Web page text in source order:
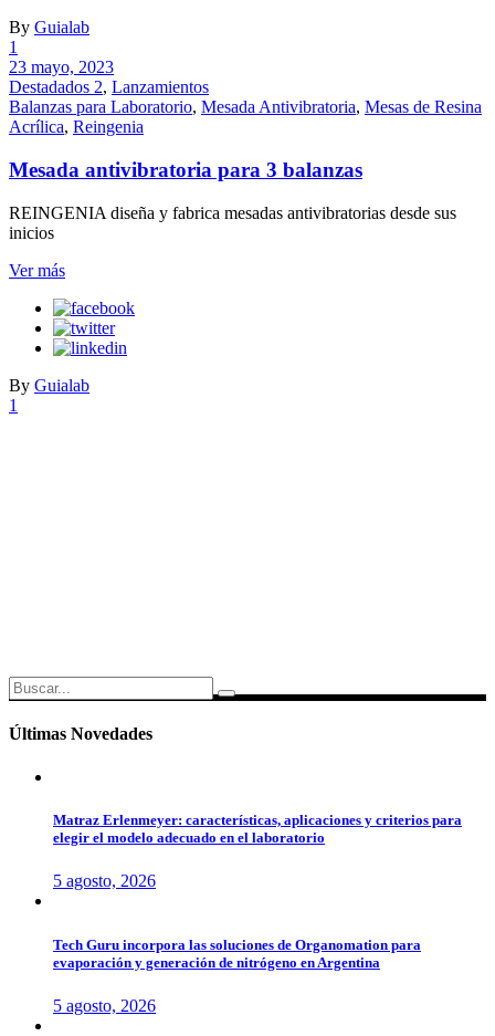
By Guialab
1
23 mayo, 2023
Destadados 2, Lanzamientos
Balanzas para Laboratorio, Mesada Antivibratoria, Mesas de Resina
Acrílica, Reingenia
Mesada antivibratoria para 3 balanzas
REINGENIA diseña y fabrica mesadas antivibratorias desde sus
inicios
Ver más
By Guialab
1
Search
for:
Últimas Novedades
Matraz Erlenmeyer: características, aplicaciones y criterios para
elegir el modelo adecuado en el laboratorio
5 agosto, 2026
Tech Guru incorpora las soluciones de Organomation para
evaporación y generación de nitrógeno en Argentina
5 agosto, 2026